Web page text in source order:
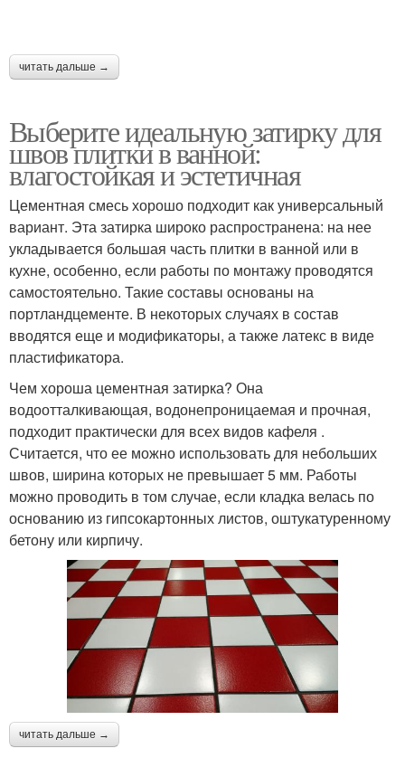
читать дальше →
Выберите идеальную затирку для
швов плитки в ванной:
влагостойкая и эстетичная
Цементная смесь хорошо подходит как универсальный
вариант. Эта затирка широко распространена: на нее
укладывается большая часть плитки в ванной или в
кухне, особенно, если работы по монтажу проводятся
самостоятельно. Такие составы основаны на
портландцементе. В некоторых случаях в состав
вводятся еще и модификаторы, а также латекс в виде
пластификатора.
Чем хороша цементная затирка? Она
водоотталкивающая, водонепроницаемая и прочная,
подходит практически для всех видов кафеля .
Считается, что ее можно использовать для небольших
швов, ширина которых не превышает 5 мм. Работы
можно проводить в том случае, если кладка велась по
основанию из гипсокартонных листов, оштукатуренному
бетону или кирпичу.
читать дальше →